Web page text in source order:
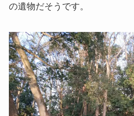
の遺物だそうです。